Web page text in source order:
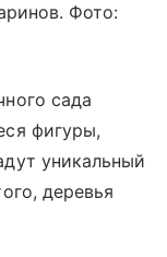
Фото:
сада
фигуры,
уникальный
деревья